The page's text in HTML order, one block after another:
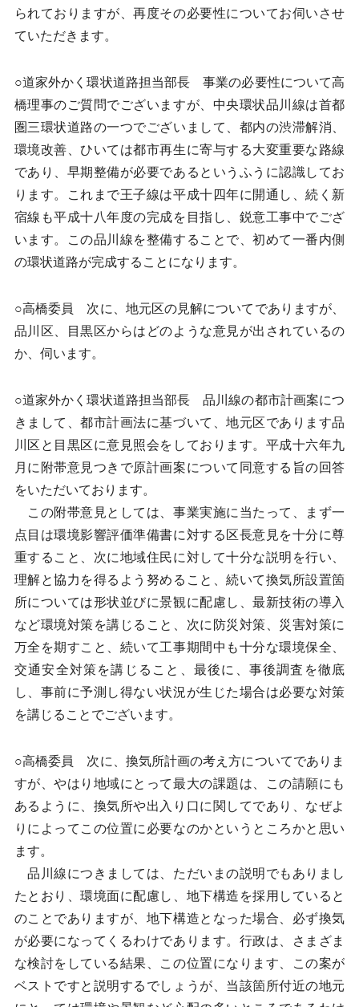
られておりますが、再度その必要性についてお伺いさせ
ていただきます。
○道家外かく環状道路担当部長 事業の必要性について高
橋理事のご質問でございますが、中央環状品川線は首都
圏三環状道路の一つでございまして、都内の渋滞解消、
環境改善、ひいては都市再生に寄与する大変重要な路線
であり、早期整備が必要であるというふうに認識してお
ります。これまで王子線は平成十四年に開通し、続く新
宿線も平成十八年度の完成を目指し、鋭意工事中でござ
います。この品川線を整備することで、初めて一番内側
の環状道路が完成することになります。
○高橋委員 次に、地元区の見解についてでありますが、
品川区、目黒区からはどのような意見が出されているの
か、伺います。
○道家外かく環状道路担当部長 品川線の都市計画案につ
きまして、都市計画法に基づいて、地元区であります品
川区と目黒区に意見照会をしております。平成十六年九
月に附帯意見つきで原計画案について同意する旨の回答
をいただいております。
この附帯意見としては、事業実施に当たって、まず一
点目は環境影響評価準備書に対する区長意見を十分に尊
重すること、次に地域住民に対して十分な説明を行い、
理解と協力を得るよう努めること、続いて換気所設置箇
所については形状並びに景観に配慮し、最新技術の導入
など環境対策を講じること、次に防災対策、災害対策に
万全を期すこと、続いて工事期間中も十分な環境保全、
交通安全対策を講じること、最後に、事後調査を徹底
し、事前に予測し得ない状況が生じた場合は必要な対策
を講じることでございます。
○高橋委員 次に、換気所計画の考え方についてでありま
すが、やはり地域にとって最大の課題は、この請願にも
あるように、換気所や出入り口に関してであり、なぜよ
りによってこの位置に必要なのかというところかと思い
ます。
品川線につきましては、ただいまの説明でもありまし
たとおり、環境面に配慮し、地下構造を採用していると
のことでありますが、地下構造となった場合、必ず換気
が必要になってくるわけであります。行政は、さまざま
な検討をしている結果、この位置になります、この案が
ベストですと説明するでしょうが、当該箇所付近の地元